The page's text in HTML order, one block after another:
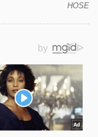
HOSE